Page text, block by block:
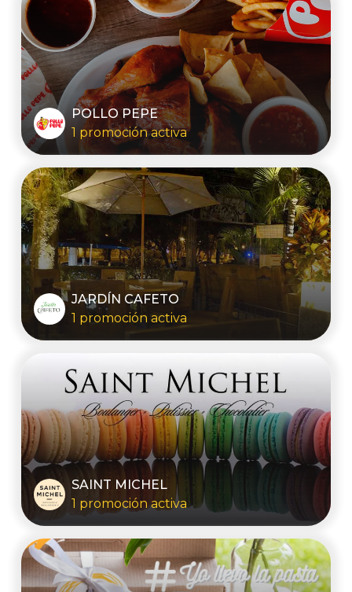
POLLO PEPE
1 promoción activa
JARDÍN CAFETO
1 promoción activa
SAINT MICHEL
1 promoción activa